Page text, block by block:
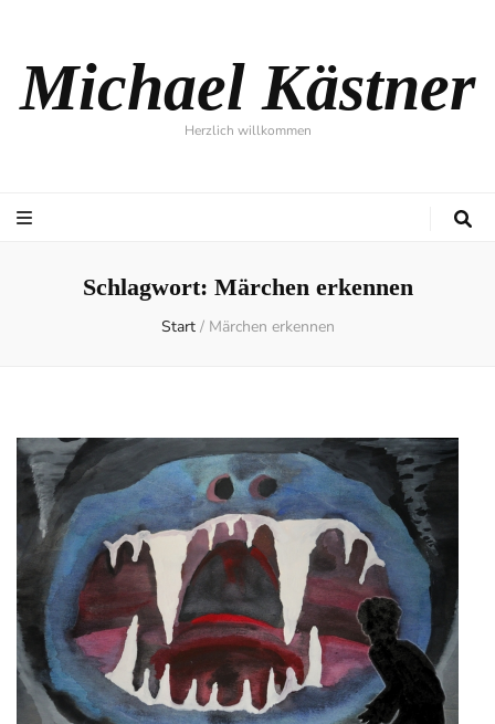
Michael Kästner
Herzlich willkommen
Schlagwort: Märchen erkennen
Start / Märchen erkennen